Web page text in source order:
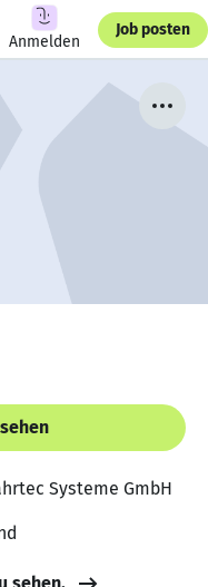
Anmelden
Job posten
Systeme GmbH